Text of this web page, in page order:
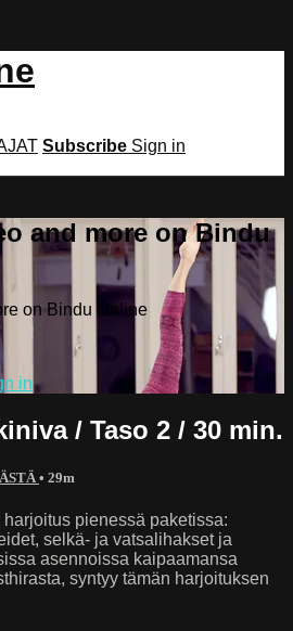
Subscribe Sign in
and more on Bindu
on Bindu Online
in
/ Taso 2 / 30 min.
• 29m
pienessä paketissa:
selkä- ja vatsalihakset ja
asennoissa kaipaamansa
syntyy tämän harjoituksen